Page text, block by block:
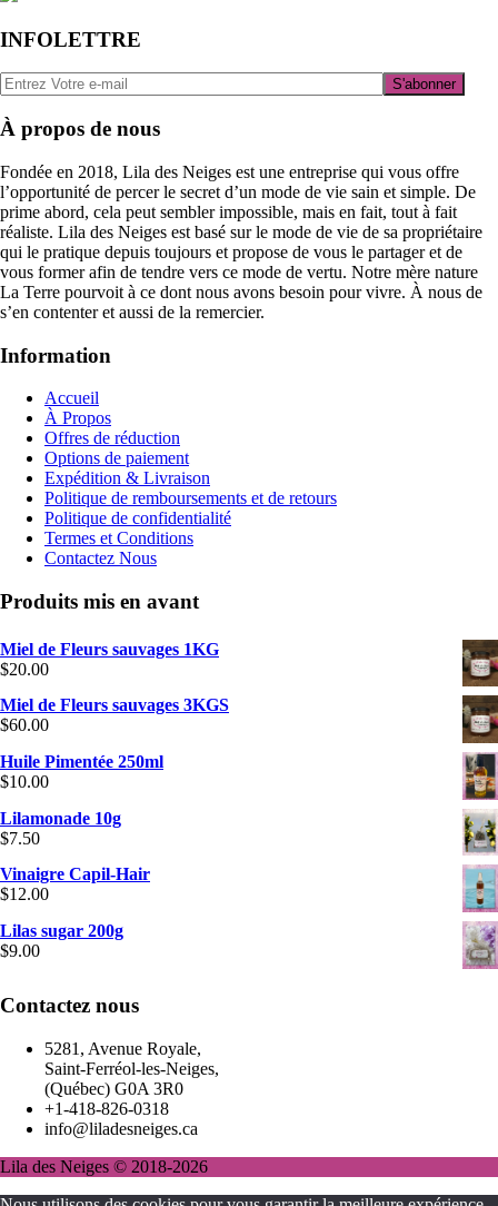
INFOLETTRE
À propos de nous
Fondée en 2018, Lila des Neiges est une entreprise qui vous offre
l’opportunité de percer le secret d’un mode de vie sain et simple. De
prime abord, cela peut sembler impossible, mais en fait, tout à fait
réaliste. Lila des Neiges est basé sur le mode de vie de sa propriétaire
qui le pratique depuis toujours et propose de vous le partager et de
vous former afin de tendre vers ce mode de vertu. Notre mère nature
La Terre pourvoit à ce dont nous avons besoin pour vivre. À nous de
s’en contenter et aussi de la remercier.
Information
Accueil
À Propos
Offres de réduction
Options de paiement
Expédition & Livraison
Politique de remboursements et de retours
Politique de confidentialité
Termes et Conditions
Contactez Nous
Produits mis en avant
Miel de Fleurs sauvages 1KG
$20.00
Miel de Fleurs sauvages 3KGS
$60.00
Huile Pimentée 250ml
$10.00
Lilamonade 10g
$7.50
Vinaigre Capil-Hair
$12.00
Lilas sugar 200g
$9.00
Contactez nous
5281, Avenue Royale,
Saint-Ferréol-les-Neiges,
(Québec) G0A 3R0
+1-418-826-0318
info@liladesneiges.ca
Lila des Neiges © 2018-2026